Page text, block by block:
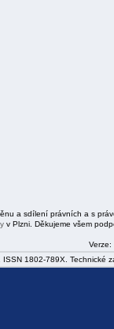
a sdílení právních a s
v Plzni. Děkujeme všem
Verze:
ISSN 1802-789X. Technické